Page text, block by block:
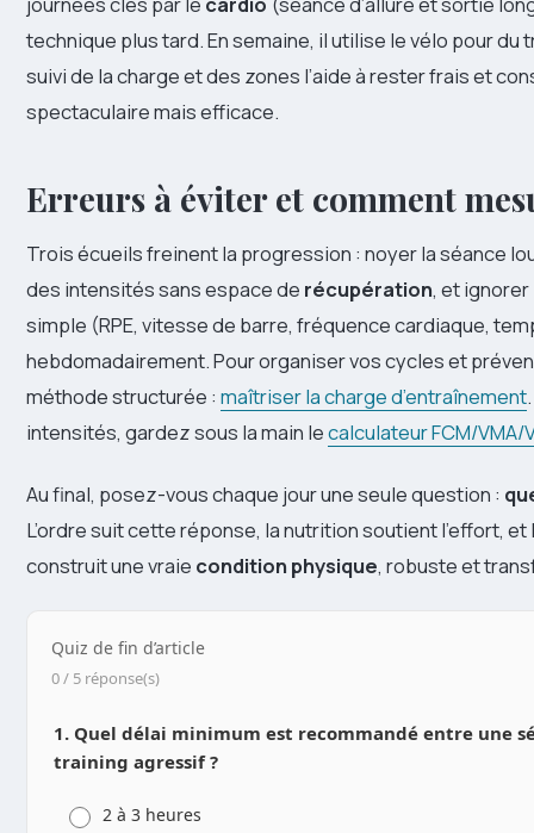
technique plus tard. En semaine, il utilise le vélo pour du
suivi de la charge et des zones l’aide à rester frais et
spectaculaire mais efficace.
Erreurs à éviter et comment
Trois écueils freinent la progression : noyer la séance
des intensités sans espace de récupération, et
simple (RPE, vitesse de barre, fréquence cardiaque,
hebdomadairement. Pour organiser vos cycles et
méthode structurée : maîtriser la charge d’entraînement
intensités, gardez sous la main lecalculateur FCM/VMA/
Au final, posez-vous chaque jour une seule question :
L’ordre suit cette réponse, la nutrition soutient l’effort,
construit une vraie condition physique, robuste et
Quiz de fin d’article
0 / 5 réponse(s)
1. Quel délai minimum est recommandé entre une
training agressif ?
2 à 3 heures